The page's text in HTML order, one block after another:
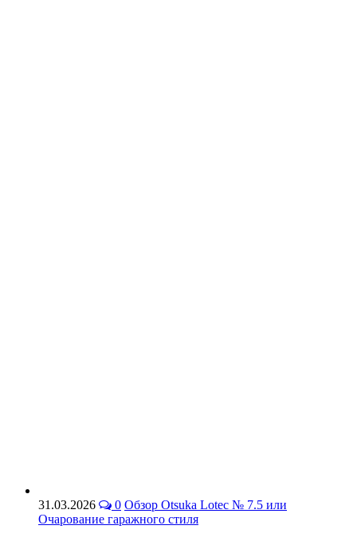
31.03.2026 0 Обзор Otsuka Lotec № 7.5 или
Очарование гаражного стиля